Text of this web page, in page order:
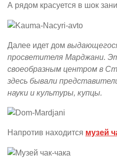
А рядом красуется в шок
Далее идет дом
просветителя Марджани.
своеобразным центром в
здесь бывали
науки и культуры, купцы.
Напротив находится музей